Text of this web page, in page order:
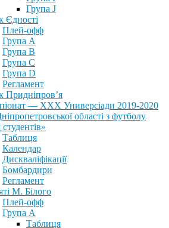
Група J
Єдності
Плей-офф
Група А
Група В
Група С
Група D
Регламент
Придніпров’я
— ХХХ Универсіади 2019-2020
області з футболу
студентів»
Таблиця
Календар
Дискваліфікації
Бомбардири
Регламент
М. Білого
Плей-офф
Група А
Таблиця